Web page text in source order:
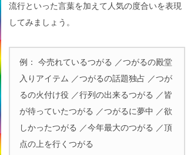
流行といった言葉を加えて人気の度合いを表現
してみましょう。
例： 今売れているつがる ／つがるの殿堂
入りアイテム ／つがるの話題独占 ／つが
るの火付け役 ／行列の出来るつがる ／皆
が待っていたつがる ／つがるに夢中 ／欲
しかったつがる ／今年最大のつがる ／頂
点の上を行くつがる